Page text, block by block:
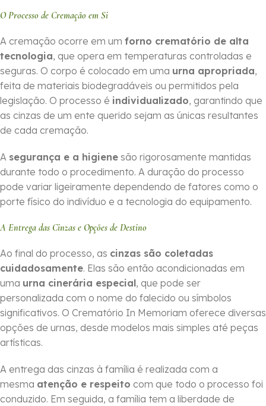
O Processo de Cremação em Si
A cremação ocorre em um forno crematório de alta
tecnologia, que opera em temperaturas controladas e
seguras. O corpo é colocado em uma urna apropriada,
feita de materiais biodegradáveis ou permitidos pela
legislação. O processo é individualizado, garantindo que
as cinzas de um ente querido sejam as únicas resultantes
de cada cremação.
A segurança e a higiene são rigorosamente mantidas
durante todo o procedimento. A duração do processo
pode variar ligeiramente dependendo de fatores como o
porte físico do indivíduo e a tecnologia do equipamento.
A Entrega das Cinzas e Opções de Destino
Ao final do processo, as cinzas são coletadas
cuidadosamente. Elas são então acondicionadas em
uma urna cinerária especial, que pode ser
personalizada com o nome do falecido ou símbolos
significativos. O Crematório In Memoriam oferece diversas
opções de urnas, desde modelos mais simples até peças
artísticas.
A entrega das cinzas à família é realizada com a
mesma atenção e respeito com que todo o processo foi
conduzido. Em seguida, a família tem a liberdade de